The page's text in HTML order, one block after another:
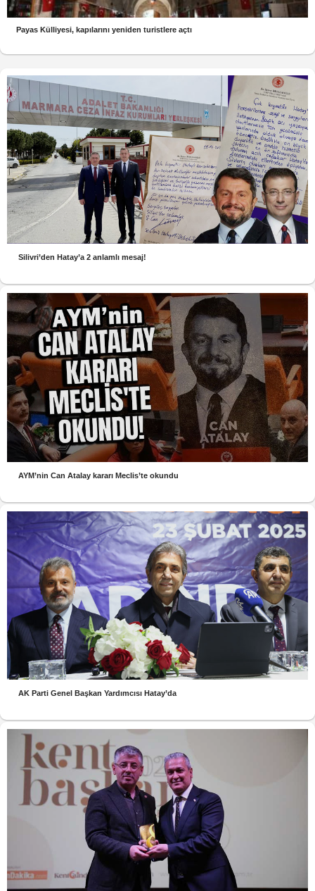
Payas Külliyesi, kapılarını yeniden turistlere açtı
Silivri’den Hatay’a 2 anlamlı mesaj!
AYM’nin Can Atalay kararı Meclis’te okundu
AK Parti Genel Başkan Yardımcısı Hatay’da